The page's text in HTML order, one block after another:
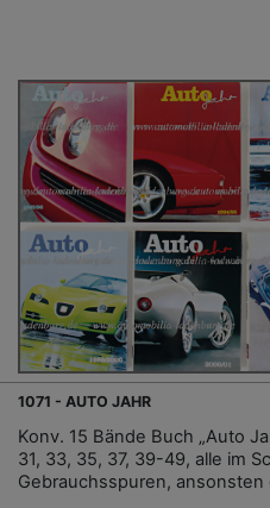
1071 - AUTO JAHR
Konv. 15 Bände Buch „Auto
31, 33, 35, 37, 39-49, alle im
Gebrauchsspuren, ansonsten